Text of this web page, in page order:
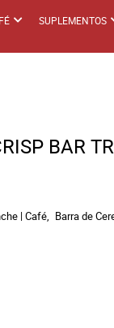
SUPLEMENTOS
BAR
| Café
Barra de